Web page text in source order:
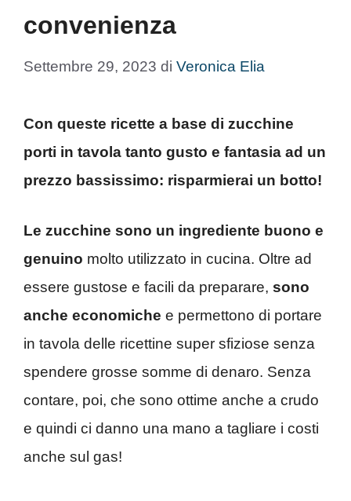
convenienza
Settembre 29, 2023 di Veronica Elia
Con queste ricette a base di zucchine
porti in tavola tanto gusto e fantasia ad un
prezzo bassissimo: risparmierai un botto!
Le zucchine sono un ingrediente buono e
genuino molto utilizzato in cucina. Oltre ad
essere gustose e facili da preparare, sono
anche economiche e permettono di portare
in tavola delle ricettine super sfiziose senza
spendere grosse somme di denaro. Senza
contare, poi, che sono ottime anche a crudo
e quindi ci danno una mano a tagliare i costi
anche sul gas!